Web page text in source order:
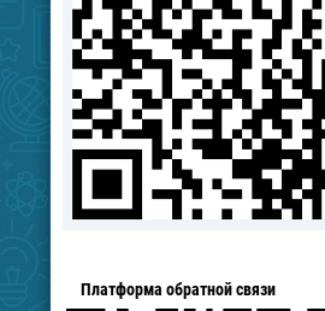
Платформа обратной связи